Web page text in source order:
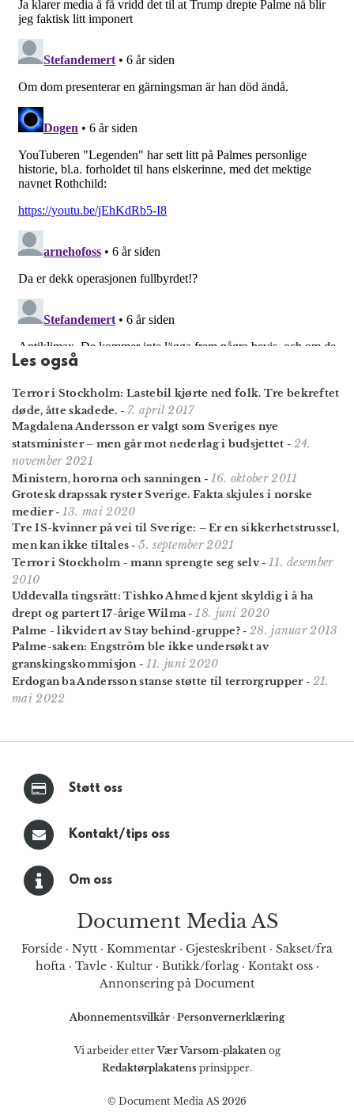
Les også
Terror i Stockholm: Lastebil kjørte ned folk. Tre bekreftet
døde, åtte skadede. - 7. april 2017
Magdalena Andersson er valgt som Sveriges nye
statsminister – men går mot nederlag i budsjettet - 24.
november 2021
Ministern, hororna och sanningen- 16. oktober 2011
Grotesk drapssak ryster Sverige. Fakta skjules i norske
medier- 13. mai 2020
Tre IS-kvinner på vei til Sverige: – Er en sikkerhets­trussel,
men kan ikke tiltales -5. september 2021
Terror i Stockholm - mann sprengte seg selv- 11. desember
2010
Uddevalla tingsrätt: Tishko Ahmed kjent skyldig i å ha
drept og partert 17-årige Wilma -18. juni 2020
Palme - likvidert av Stay behind-gruppe? - 28. januar 2013
Palme-saken: Engström ble ikke undersøkt av
granskingskommisjon- 11. juni 2020
Erdogan ba Andersson stanse støtte til terrorgrupper- 21.
mai 2022
Støtt oss
Kontakt/tips oss
Om oss
Document Media AS
Forside · Nytt · Kommentar · Gjesteskribent · Sakset/fra
hofta· Tavle· Kultur· Butikk/forlag· Kontakt oss·
Annonsering på Document
Abonnementsvilkår · Personvernerklæring
Vi arbeider etterVær Varsom-plakaten og
Redaktørplakatens prinsipper.
© Document Media AS 2026